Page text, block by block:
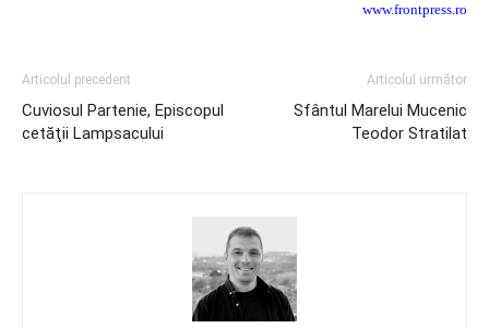
www.frontpress.ro
Articolul precedent
Cuviosul Partenie, Episcopul
cetăţii Lampsacului
Articolul următor
Sfântul Marelui Mucenic
Teodor Stratilat